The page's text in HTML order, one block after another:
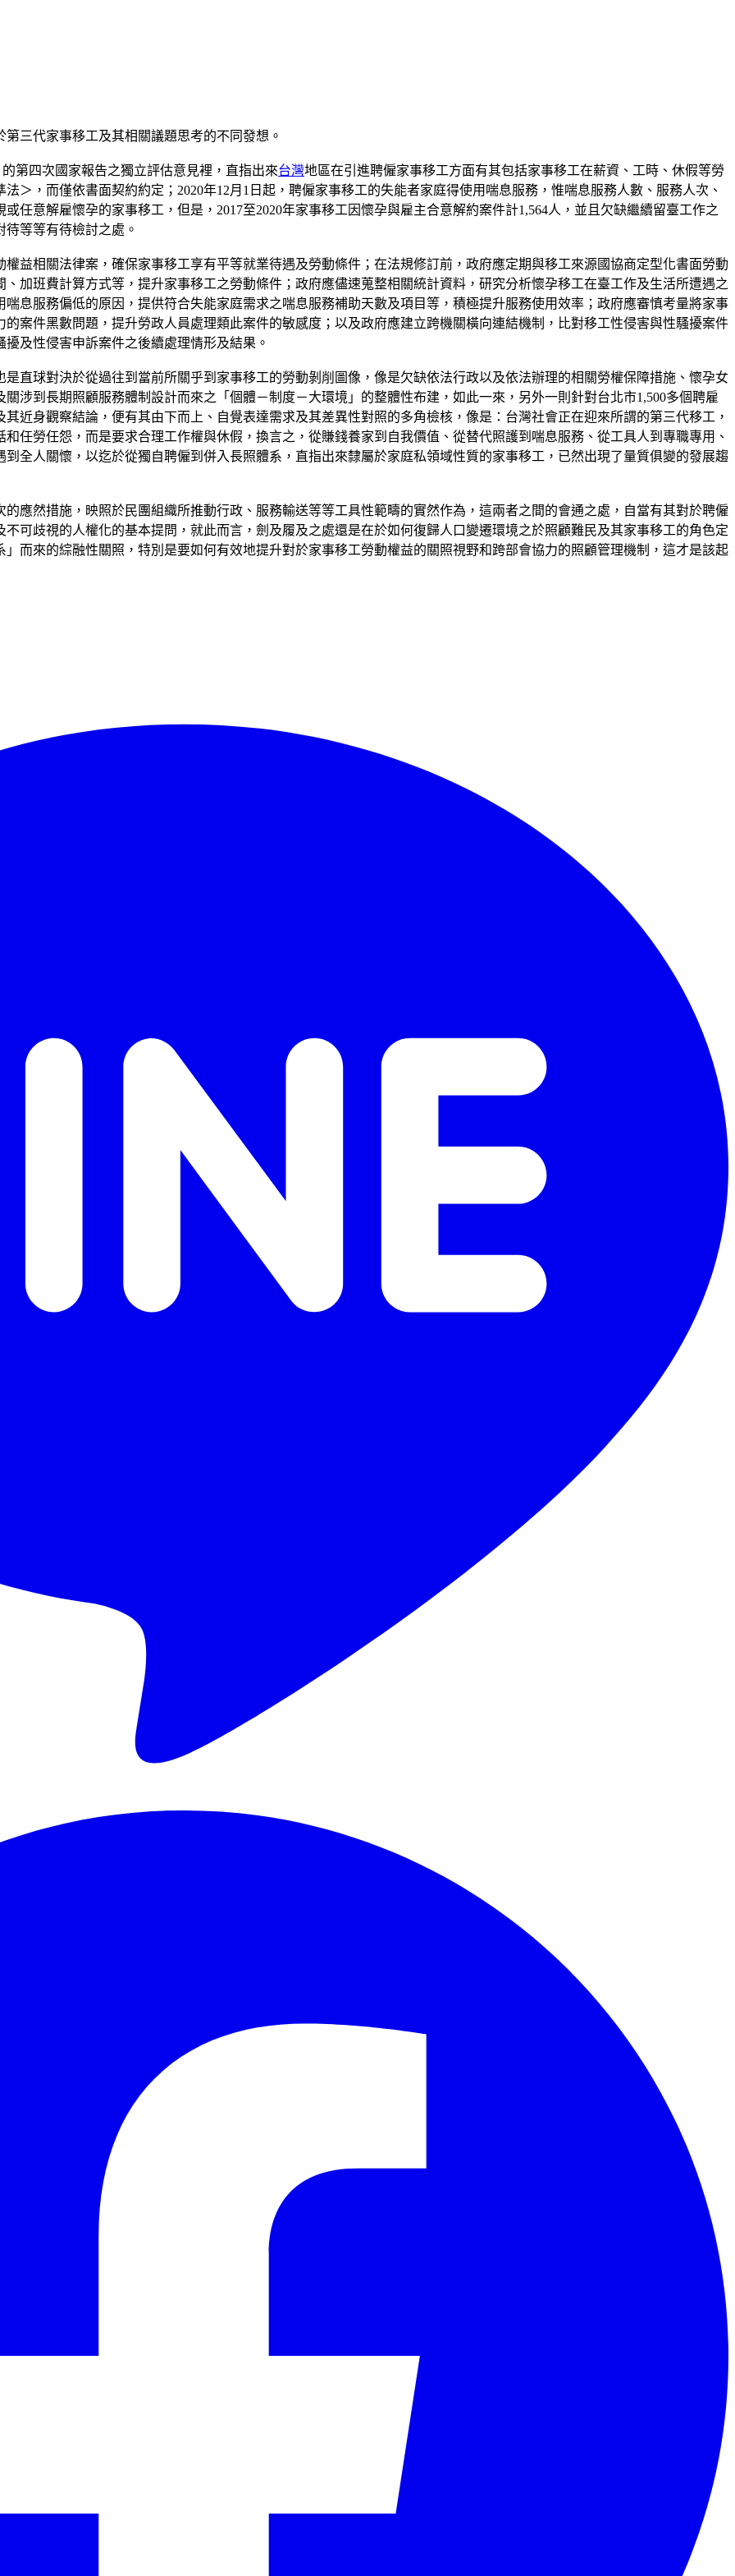
三代家事移工及其相關議題思考的不同發想。
第四次國家報告之獨立評估意見裡，直指出來台灣地區在引進聘僱家事移工方面有其包括家事移工在薪資、工時、休假等勞
＞，而僅依書面契約約定；2020年12月1日起，聘僱家事移工的失能者家庭得使用喘息服務，惟喘息服務人數、服務人次、
任意解雇懷孕的家事移工，但是，2017至2020年家事移工因懷孕與雇主合意解約案件計1,564人，並且欠缺繼續留臺工作之
等等有待檢討之處。
益相關法律案，確保家事移工享有平等就業待遇及勞動條件；在法規修訂前，政府應定期與移工來源國協商定型化書面勞動
加班費計算方式等，提升家事移工之勞動條件；政府應儘速蒐整相關統計資料，研究分析懷孕移工在臺工作及生活所遭遇之
息服務偏低的原因，提供符合失能家庭需求之喘息服務補助天數及項目等，積極提升服務使用效率；政府應審慎考量將家事
案件黑數問題，提升勞政人員處理類此案件的敏感度；以及政府應建立跨機關橫向連結機制，比對移工性侵害與性騷擾案件
及性侵害申訴案件之後續處理情形及結果。
直球對決於從過往到當前所關乎到家事移工的勞動剝削圖像，像是欠缺依法行政以及依法辦理的相關勞權保障措施、懷孕女
涉到長期照顧服務體制設計而來之「個體－制度－大環境」的整體性布建，如此一來，另外一則針對台北市1,500多個聘雇
近身觀察結論，便有其由下而上、自覺表達需求及其差異性對照的多角檢核，像是：台灣社會正在迎來所謂的第三代移工，
任勞任怨，而是要求合理工作權與休假，換言之，從賺錢養家到自我價值、從替代照護到喘息服務、從工具人到專職專用、
全人關懷，以迄於從獨自聘僱到併入長照體系，直指出來隸屬於家庭私領域性質的家事移工，已然出現了量質俱變的發展趨
應然措施，映照於民團組織所推動行政、服務輸送等等工具性範疇的實然作為，這兩者之間的會通之處，自當有其對於聘僱
可歧視的人權化的基本提問，就此而言，劍及履及之處還是在於如何復歸人口變遷環境之於照顧難民及其家事移工的角色定
而來的綜融性關照，特別是要如何有效地提升對於家事移工勞動權益的關照視野和跨部會協力的照顧管理機制，這才是該起